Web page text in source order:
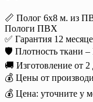
📏 Полог 6х8 м. из
Пологи ПВХ
✅ Гарантия 12
🛡️ Плотность ткани
🚚 Изготовление от 2
💰 Цены от
💰 Цена: уточните у